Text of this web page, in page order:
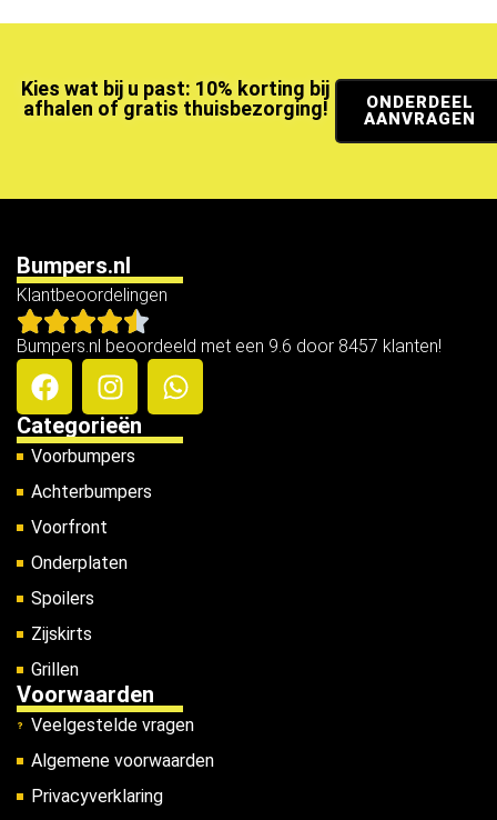
Kies wat bij u past: 10% korting bij
afhalen of gratis thuisbezorging!
ONDERDEEL
AANVRAGEN
Bumpers.nl
Klantbeoordelingen
Bumpers.nl beoordeeld met een 9.6 door 8457 klanten!
Categorieën
Voorbumpers
Achterbumpers
Voorfront
Onderplaten
Spoilers
Zijskirts
Grillen
Voorwaarden
Veelgestelde vragen
Algemene voorwaarden
Privacyverklaring